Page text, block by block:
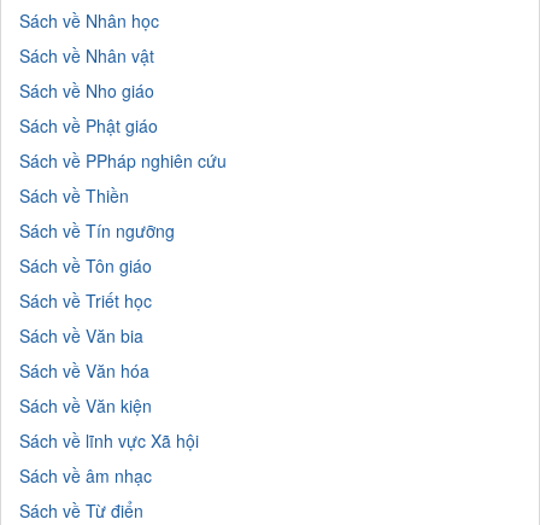
Sách về Nhân học
Sách về Nhân vật
Sách về Nho giáo
Sách về Phật giáo
Sách về PPháp nghiên cứu
Sách về Thiền
Sách về Tín ngưỡng
Sách về Tôn giáo
Sách về Triết học
Sách về Văn bia
Sách về Văn hóa
Sách về Văn kiện
Sách về lĩnh vực Xã hội
Sách về âm nhạc
Sách về Từ điển